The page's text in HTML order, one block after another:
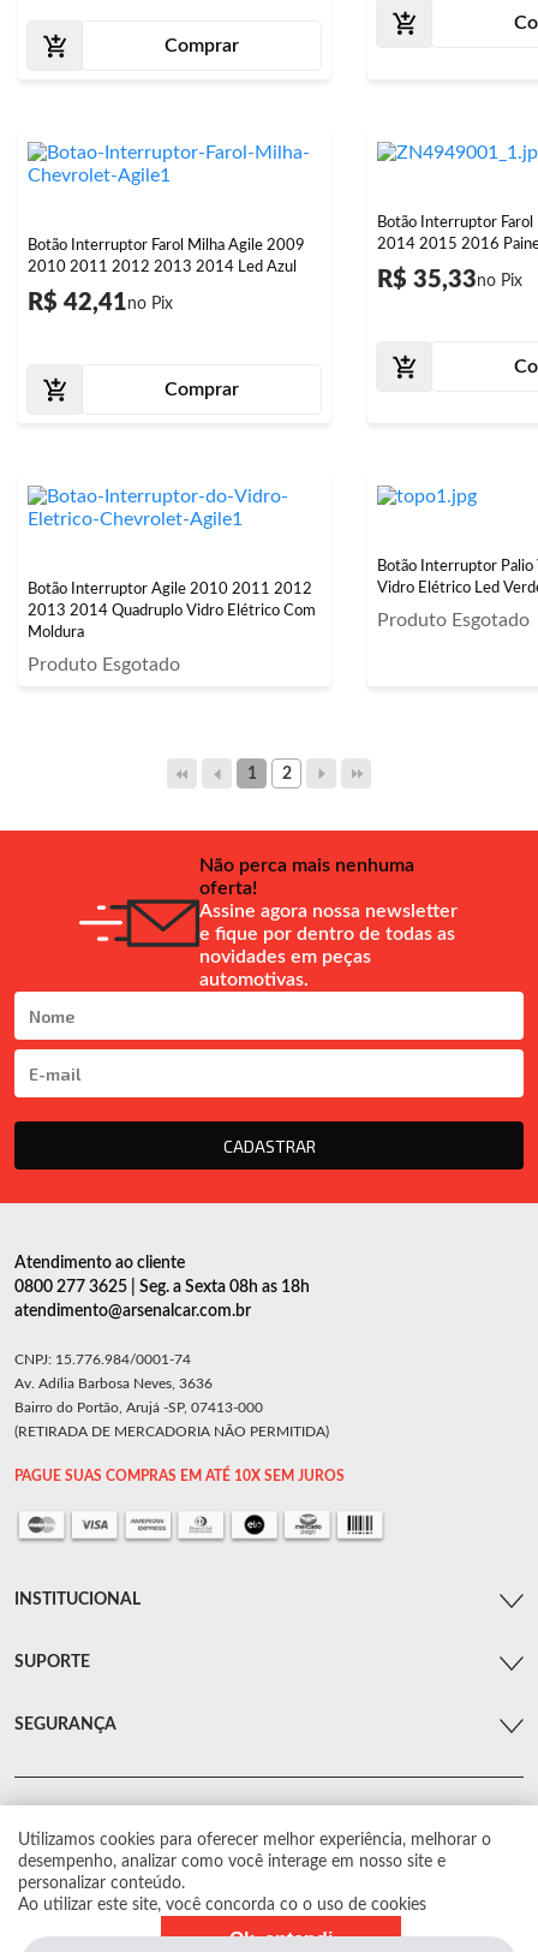
Comprar
Botão Interruptor Farol Milha Agile 2009
2010 2011 2012 2013 2014 Led Azul
R$ 42,41
Comprar
Botão Interruptor
2014 2015 2016
R$ 35,33
Botão Interruptor Agile 2010 2011 2012
2013 2014 Quadruplo Vidro Elétrico Com
Moldura
Produto Esgotado
Botão Interruptor
Vidro Elétrico Led
Produto Esgotado
1 2
Não perca mais nenhuma
oferta!
Assine agora nossa newsletter
e fique por dentro de todas as
novidades em peças
automotivas.
CADASTRAR
Utilizamos cookies para oferecer melhor experiência, melhorar o
desempenho, analizar como você interage em nosso site e
personalizar conteúdo.
Ao utilizar este site, você concorda co o uso de cookies
Ok, entendi
Atendimento ao cliente
0800 277 3625 | Seg. a Sexta 08h as 18h
atendimento@arsenalcar.com.br
CNPJ: 15.776.984/0001-74
Av. Adília Barbosa Neves, 3636
Bairro do Portão, Arujá -SP, 07413-000
(RETIRADA DE MERCADORIA NÃO PERMITIDA)
PAGUE SUAS COMPRAS EM ATÉ 10X SEM JUROS
INSTITUCIONAL
SUPORTE
SEGURANÇA
© Arsenal Car. Todos os direitos reservados.
Proibida reprodução total ou parcial. Preços e estoque sujeito a alterações sem
aviso prévio.